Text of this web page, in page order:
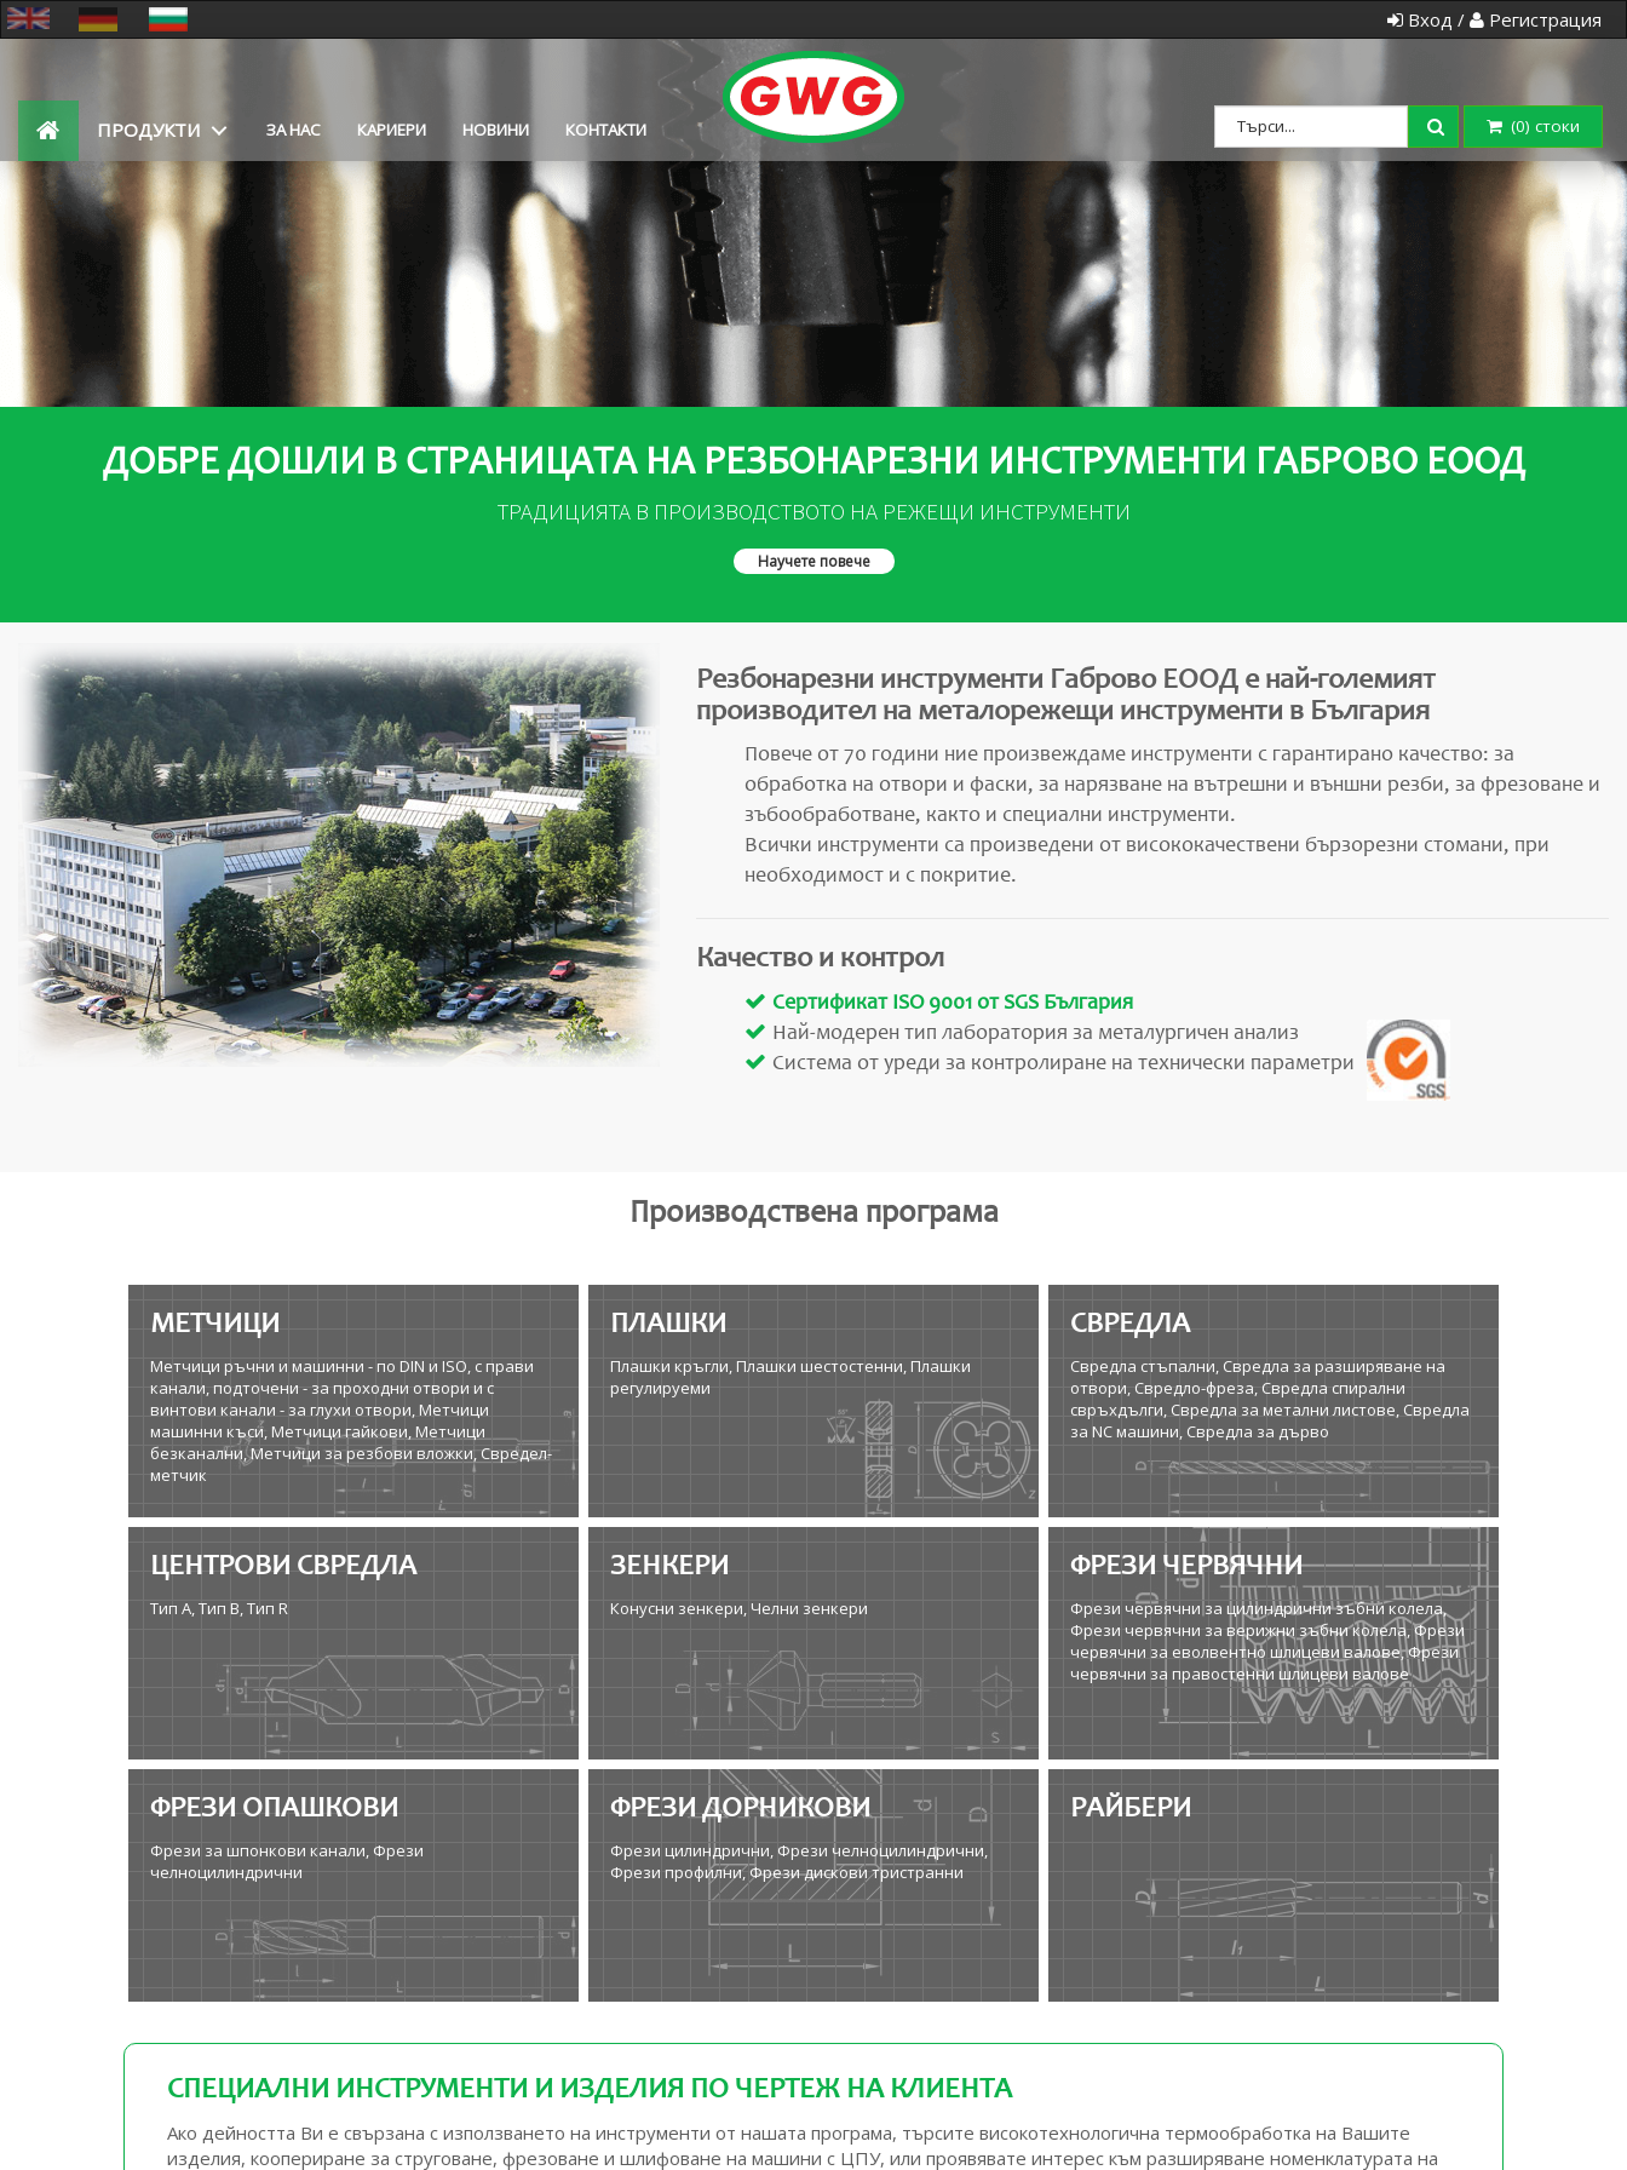
Вход / Регистрация
(0) стоки
ПРОДУКТИ ЗА НАС КАРИЕРИ НОВИНИ КОНТАКТИ
ДОБРЕ ДОШЛИ В СТРАНИЦАТА НА РЕЗБОНАРЕЗНИ ИНСТРУМЕНТИ ГАБРОВО ЕООД
ТРАДИЦИЯТА В ПРОИЗВОДСТВОТО НА РЕЖЕЩИ ИНСТРУМЕНТИ
Научете повече
Резбонарезни инструменти Габрово ЕООД е най-големият
производител на металорежещи инструменти в България
Повече от 70 години ние произвеждаме инструменти с гарантирано качество: за
обработка на отвори и фаски, за нарязване на вътрешни и външни резби, за фрезоване и
зъбообработване, както и специални инструменти.
Всички инструменти са произведени от висококачествени бързорезни стомани, при
необходимост и с покритие.
Качество и контрол
Сертификат ISO 9001 от SGS България
Най-модерен тип лаборатория за металургичен анализ
Система от уреди за контролиране на технически параметри
Производствена програма
МЕТЧИЦИ
Метчици ръчни и машинни - по DIN и ISO, с прави
канали, подточени - за проходни отвори и с
винтови канали - за глухи отвори, Метчици
машинни къси, Метчици гайкови, Метчици
безканални, Метчици за резбови вложки, Свредел-
метчик
ПЛАШКИ
Плашки кръгли, Плашки шестостенни, Плашки
регулируеми
СВРЕДЛА
Свредла стъпални, Свредла за разширяване на
отвори, Свредло-фреза, Свредла спирални
свръхдълги, Свредла за метални листове, Свредла
за NC машини, Свредла за дърво
ЦЕНТРОВИ СВРЕДЛА
Тип A, Тип B, Тип R
ЗЕНКЕРИ
Конусни зенкери, Челни зенкери
ФРЕЗИ ЧЕРВЯЧНИ
Фрези червячни за цилиндрични зъбни колела,
Фрези червячни за верижни зъбни колела, Фрези
червячни за еволвентно шлицеви валове, Фрези
червячни за правостенни шлицеви валове
ФРЕЗИ ОПАШКОВИ
Фрези за шпонкови канали, Фрези
челноцилиндрични
ФРЕЗИ ДОРНИКОВИ
Фрези цилиндрични, Фрези челноцилиндрични,
Фрези профилни, Фрези дискови тристранни
РАЙБЕРИ
СПЕЦИАЛНИ ИНСТРУМЕНТИ И ИЗДЕЛИЯ ПО ЧЕРТЕЖ НА КЛИЕНТА
Ако дейността Ви е свързана с използването на инструменти от нашата програма, търсите високотехнологична термообработка на Вашите
изделия, коопериране за струговане, фрезоване и шлифоване на машини с ЦПУ, или проявявате интерес към разширяване номенклатурата на